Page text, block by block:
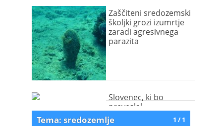
Zaščiteni sredozemski
školjki grozi izumrtje
zaradi agresivnega
parazita
Slovenec, ki bo
preveslal
Sredozemsko morje
1 / 1
Tema: sredozemlje